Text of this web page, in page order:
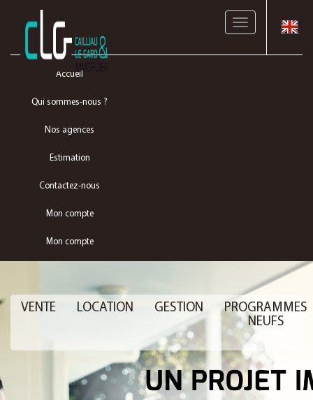
Toggle
Accueil
Qui sommes-nous ?
Nos agences
Estimation
Contactez-nous
Mon compte
Mon compte
VENTE LOCATION GESTION
PROGRAMMES
NEUFS